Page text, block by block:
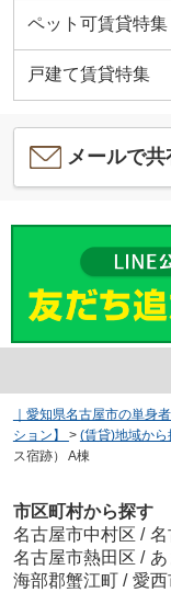
ペット可賃貸特集
戸建て賃貸特集
メールで共
｜愛知県名古屋市の単身
ション】
> (賃貸)地域から
ス宿跡） A棟
市区町村から探す
名古屋市中村区 / 名
名古屋市熱田区 /
海部郡蟹江町 / 愛西